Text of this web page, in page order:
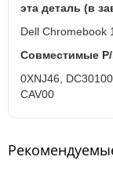
эта деталь (в
Dell Chromebook
Совместимые
0XNJ46,
CAV00